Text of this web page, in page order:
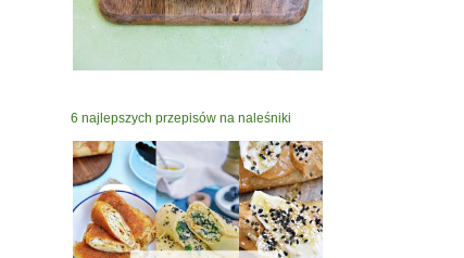
6 najlepszych przepisów na naleśniki